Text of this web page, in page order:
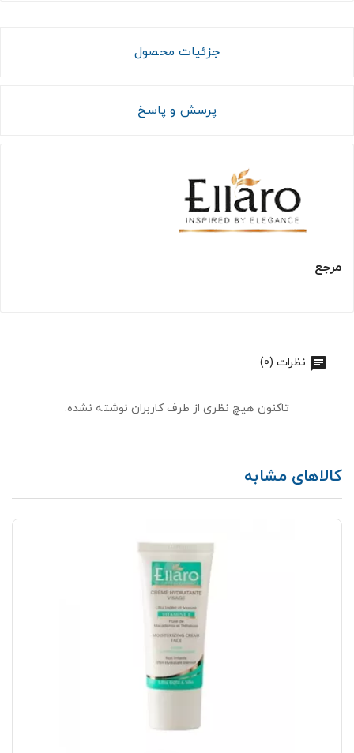
جزئیات محصول
پرسش و پاسخ
مرجع
نظرات (0)
تاکنون هیچ نظری از طرف کاربران نوشته نشده.
کالاهای مشابه